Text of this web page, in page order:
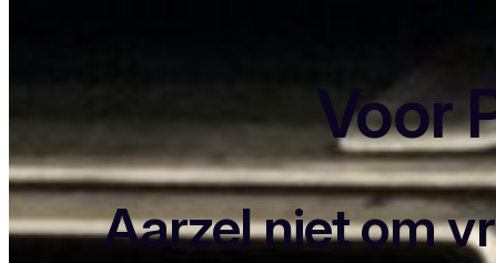
Voor
Aarzel niet om